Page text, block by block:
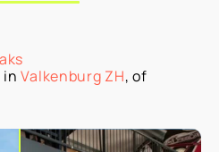
inValkenburg ZH, of